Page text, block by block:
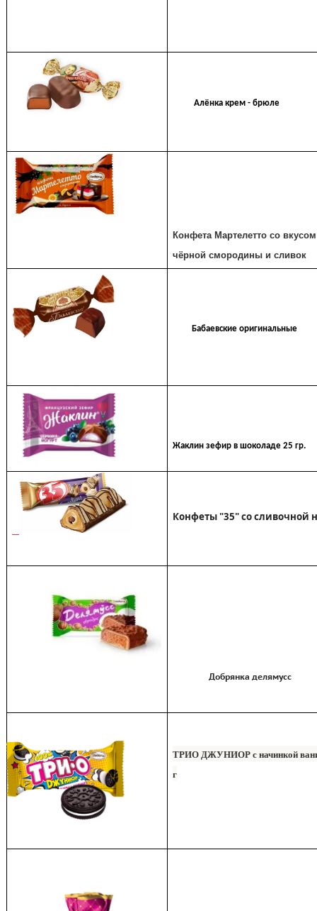
Алёнка крем - брюле
Конфета Мартелетто со
чёрной смородины и сливок
Бабаевские оригинальные
Жаклин зефир в шоколаде 25 гр.
Конфеты "35" со сливочной
Добрянка делямусс
ТРИО ДЖУНИОР с начинкой
г